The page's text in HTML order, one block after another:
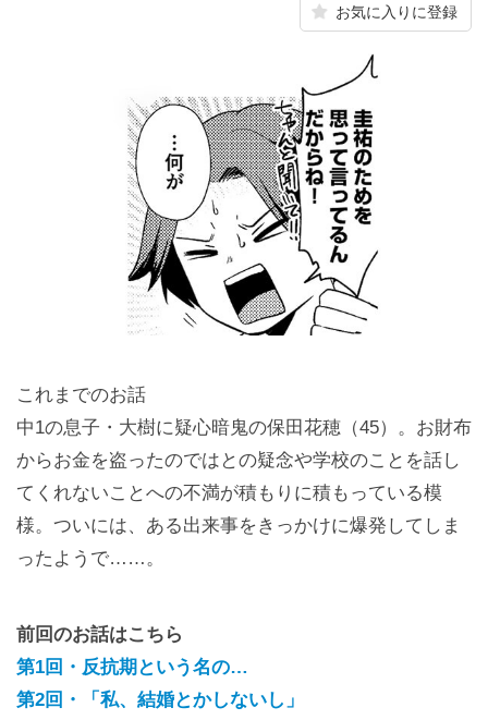
お気に入りに登録
これまでのお話
中1の息子・大樹に疑心暗鬼の保田花穂（45）。お財布
からお金を盗ったのではとの疑念や学校のことを話し
てくれないことへの不満が積もりに積もっている模
様。ついには、ある出来事をきっかけに爆発してしま
ったようで……。
前回のお話はこちら
第1回・反抗期という名の…
第2回・「私、結婚とかしないし」